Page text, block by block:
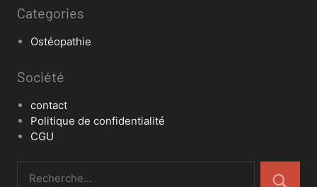
Categories
Ostéopathie
Société
contact
Politique de confidentialité
CGU